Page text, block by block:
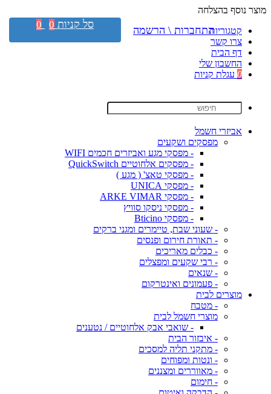
מוצר נוסף בהצלחה
קטגוריות
צרו קשר
דף הבית
החשבון שלי
0 עגלת קניות
אביזרי חשמל
מפסקים ושקעים
- מפסקי מגע ואביזרים חכמים WIFI
- מפסקים אלחוטיים QuickSwitch
- מפסקי טאצ' ( מגע )
- מפסקי UNICA
- מפסקי ARKE VIMAR
- מפסקי ניסקו סוויץ
- מפסקי Bticino
- שעוני שבת, טיימרים ומגני ברקים
- תאורת חירום ופנסים
- כבלים מאריכים
- רבי שקעים ומפצלים
- שנאים
- פעמונים ואינטרקום
מוצרים לבית
- מטבח
מוצרי חשמל לבית
- שואבי אבק אלחוטיים / נטענים
- איבזור הבית
- מתקני תליה למסכים
- ונטות ומפוחים
- מאווררים ומצננים
- חימום
התחברות \ הרשמה סל קניות 0
0